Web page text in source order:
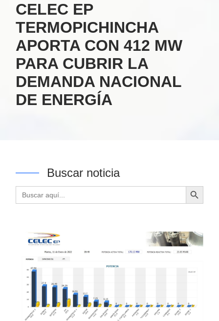
CELEC EP
TERMOPICHINCHA
APORTA CON 412 MW
PARA CUBRIR LA
DEMANDA NACIONAL
DE ENERGÍA
Buscar noticia
Buscar: Botón de búsqueda